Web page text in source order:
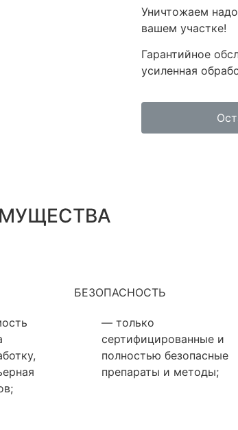
Уничтожаем
вашем участке!
Гарантийное
усиленная
БЕЗОПАСНОСТЬ
— только
сертифицированные и
полностью безопасные
препараты и методы;